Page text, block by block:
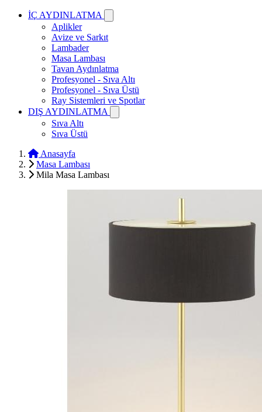
İÇ AYDINLATMA
Aplikler
Avize ve Sarkıt
Lambader
Masa Lambası
Tavan Aydınlatma
Profesyonel - Sıva Altı
Profesyonel - Sıva Üstü
Ray Sistemleri ve Spotlar
DIŞ AYDINLATMA
Sıva Altı
Sıva Üstü
Anasayfa
Masa Lambası
Mila Masa Lambası